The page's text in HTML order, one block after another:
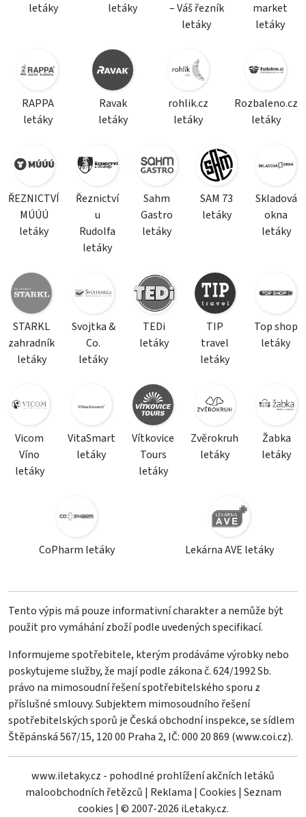
letáky
letáky
– Váš řezník
letáky
market
letáky
RAPPA
letáky
Ravak
letáky
rohlik.cz
letáky
Rozbaleno.cz
letáky
ŘEZNICTVÍ
MÚÚÚ
letáky
Řeznictví
u
Rudolfa
letáky
Sahm
Gastro
letáky
SAM 73
letáky
Skladová
okna
letáky
STARKL
zahradník
letáky
Svojtka &
Co.
letáky
TEDi
letáky
TIP
travel
letáky
Top shop
letáky
Vicom
Víno
letáky
VitaSmart
letáky
Vítkovice
Tours
letáky
Zvěrokruh
letáky
Žabka
letáky
CoPharm letáky Lekárna AVE letáky
Tento výpis má pouze informativní charakter a nemůže být
použit pro vymáhání zboží podle uvedených specifikací.
Informujeme spotřebitele, kterým prodáváme výrobky nebo
poskytujeme služby, že mají podle zákona č. 624/1992 Sb.
právo na mimosoudní řešení spotřebitelského sporu z
příslušné smlouvy. Subjektem mimosoudního řešení
spotřebitelských sporů je Česká obchodní inspekce, se sídlem
Štěpánská 567/15, 120 00 Praha 2, IČ: 000 20 869 (www.coi.cz).
www.iletaky.cz - pohodlné prohlížení akčních letáků
maloobchodních řetězců | Reklama | Cookies | Seznam
cookies | © 2007-2026 iLetaky.cz.